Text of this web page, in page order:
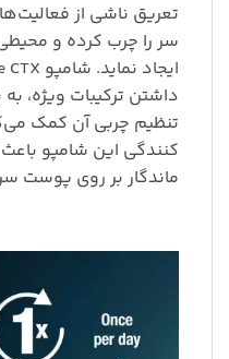
تعریق ناشی از
سر را چرب کرده و
داشتن ترکیبات ویژه،
تنظیم چربی آن کمک
کنندگی این شامپو
ماندگار بر روی پوست